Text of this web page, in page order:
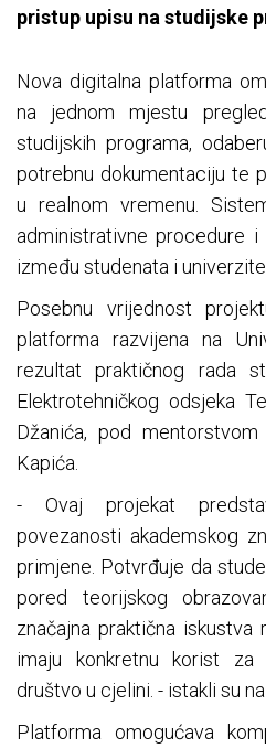
pristup upisu na studijske
Nova digitalna platforma
na jednom mjestu
studijskih programa,
potrebnu dokumentaciju te
u realnom vremenu.
administrativne procedure i
između studenata i
Posebnu vrijednost
platforma razvijena na
rezultat praktičnog rada
Elektrotehničkog odsjeka
Džanića, pod
Kapića.
- Ovaj projekat
povezanosti akademskog
primjene. Potvrđuje da
pored teorijskog
značajna praktična iskustva
imaju konkretnu korist za
društvo u cjelini. - istakli su
Platforma omogućava